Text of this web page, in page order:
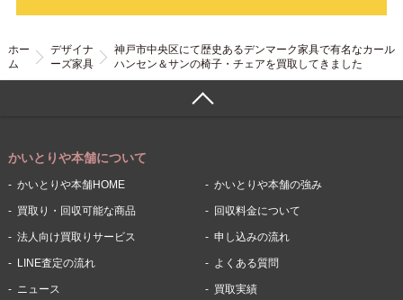
ホー
ム
デザイナ
ーズ家具
神戸市中央区にて歴史あるデンマーク家具で有名なカール
ハンセン＆サンの椅子・チェアを買取してきました
かいとりや本舗について
かいとりや本舗HOME かいとりや本舗の強み
買取り・回収可能な商品 回収料金について
法人向け買取りサービス 申し込みの流れ
LINE査定の流れ よくある質問
ニュース 買取実績